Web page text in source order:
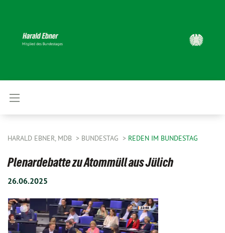
HARALD EBNER, MDB BUNDESTAG REDEN IM BUNDESTAG
Plenardebatte zu Atommüll aus Jülich
26.06.2025